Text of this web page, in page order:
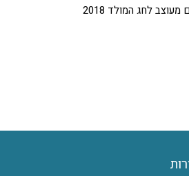
לחג המולד 2018